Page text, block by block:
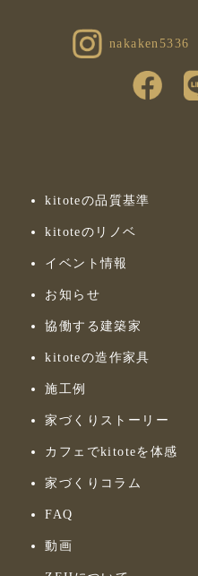
nakaken5336
kitoteの品質基準
kitoteのリノベ
イベント情報
お知らせ
協働する建築家
kitoteの造作家具
施工例
家づくりストーリー
カフェでkitoteを体感
家づくりコラム
FAQ
動画